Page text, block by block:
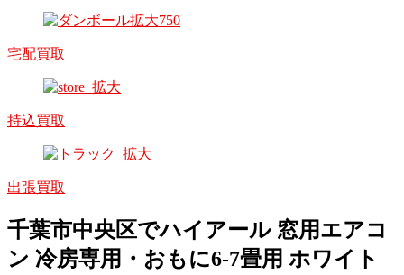
宅配買取
持込買取
出張買取
千葉市中央区でハイアール 窓用エアコ
ン 冷房専用・おもに6-7畳用 ホワイト